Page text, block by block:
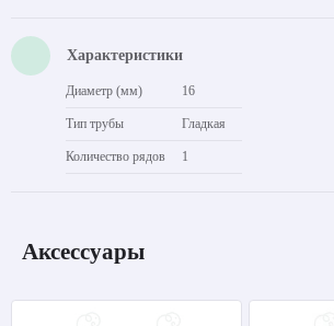
Характеристики
Диаметр (мм) 16
Тип трубы Гладкая
Количество рядов 1
Аксессуары